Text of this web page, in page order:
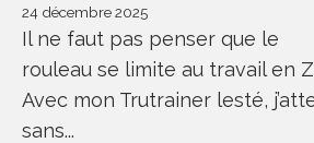
24 décembre 2025
Il ne faut pas penser que le
rouleau se limite au travail en
Avec mon Trutrainer lesté,
sans...